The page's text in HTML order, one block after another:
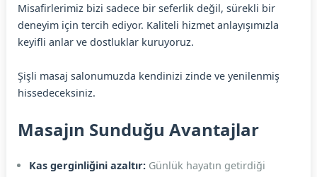
Misafirlerimiz bizi sadece bir seferlik değil, sürekli bir
deneyim için tercih ediyor. Kaliteli hizmet anlayışımızla
keyifli anlar ve dostluklar kuruyoruz.
Şişli masaj salonumuzda kendinizi zinde ve yenilenmiş
hissedeceksiniz.
Masajın Sunduğu Avantajlar
Kas gerginliğini azaltır: Günlük hayatın getirdiği